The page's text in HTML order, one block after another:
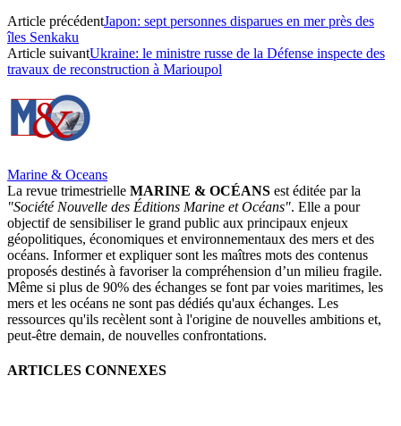
Article précédentJapon: sept personnes disparues en mer près des
îles Senkaku
Article suivantUkraine: le ministre russe de la Défense inspecte des
travaux de reconstruction à Marioupol
Marine & Oceans
La revue trimestrielle MARINE & OCÉANS est éditée par la
"Société Nouvelle des Éditions Marine et Océans". Elle a pour
objectif de sensibiliser le grand public aux principaux enjeux
géopolitiques, économiques et environnementaux des mers et des
océans. Informer et expliquer sont les maîtres mots des contenus
proposés destinés à favoriser la compréhension d’un milieu fragile.
Même si plus de 90% des échanges se font par voies maritimes, les
mers et les océans ne sont pas dédiés qu'aux échanges. Les
ressources qu'ils recèlent sont à l'origine de nouvelles ambitions et,
peut-être demain, de nouvelles confrontations.
ARTICLES CONNEXES